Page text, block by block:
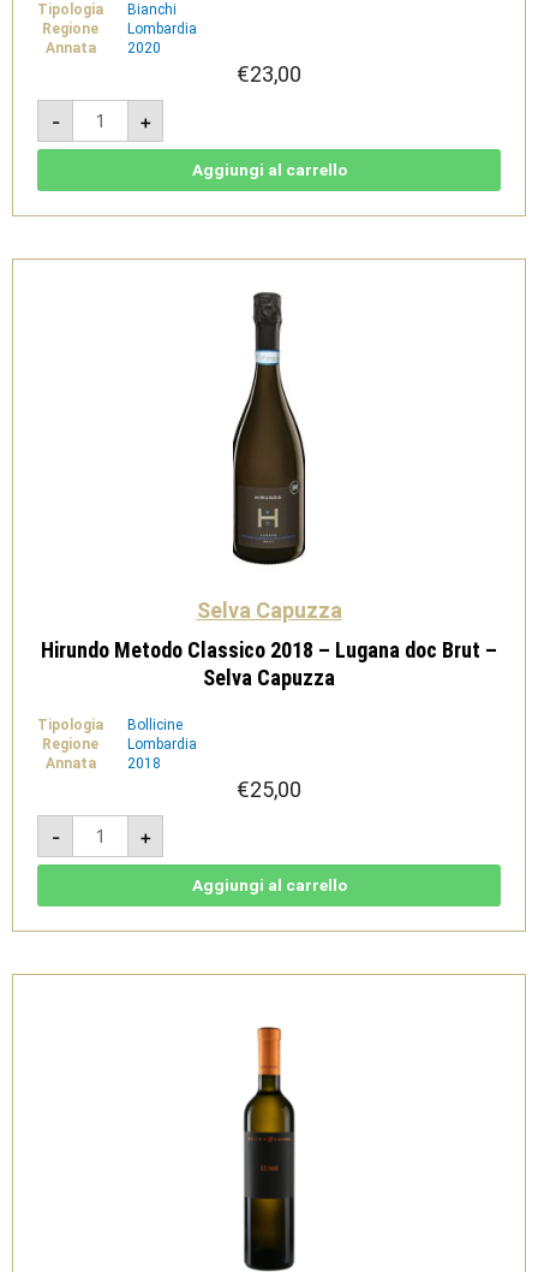
Tipologia
Bianchi
Regione
Lombardia
Annata
2020
€23,00
-
Menasasso
Riserva
2020
-
Selva
+
Aggiungi al carrello
Selva Capuzza
Hirundo Metodo Classico 2018 – Lugana doc Brut –
Selva Capuzza
Tipologia
Bollicine
Regione
Lombardia
Annata
2018
€25,00
-
Hirundo
Metodo
Classico
2018
Brut
Capuzza
+
Aggiungi al carrello